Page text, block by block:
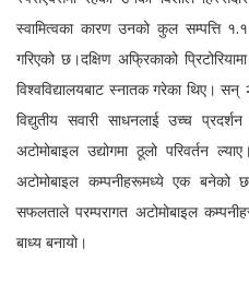
स्वामित्वका कारण उनको कुल सम्पत्ति
गरिएको छ।दक्षिण अफ्रिकाको
विश्वविद्यालयबाट स्नातक गरेका थिए।
विद्युतीय सवारी साधनलाई उच्च
अटोमोबाइल उद्योगमा ठूलो परिवर्तन
अटोमोबाइल कम्पनीहरूमध्ये एक बनेको
सफलताले परम्परागत अटोमोबाइल
बाध्य बनायो।